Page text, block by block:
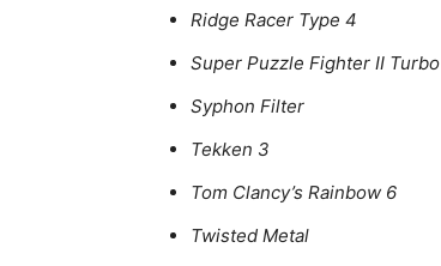
Ridge Racer Type 4
Super Puzzle Fighter II Turbo
Syphon Filter
Tekken 3
Tom Clancy’s Rainbow 6
Twisted Metal